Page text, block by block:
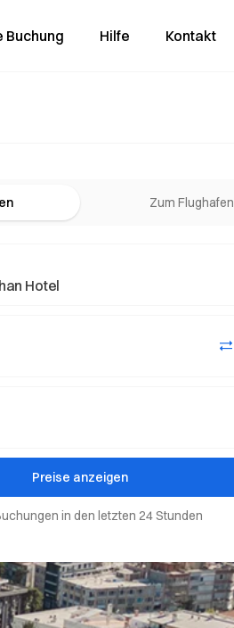
Buchung Hilfe Kontakt
Zum Flughafen
Preise anzeigen
in den letzten 24 Stunden